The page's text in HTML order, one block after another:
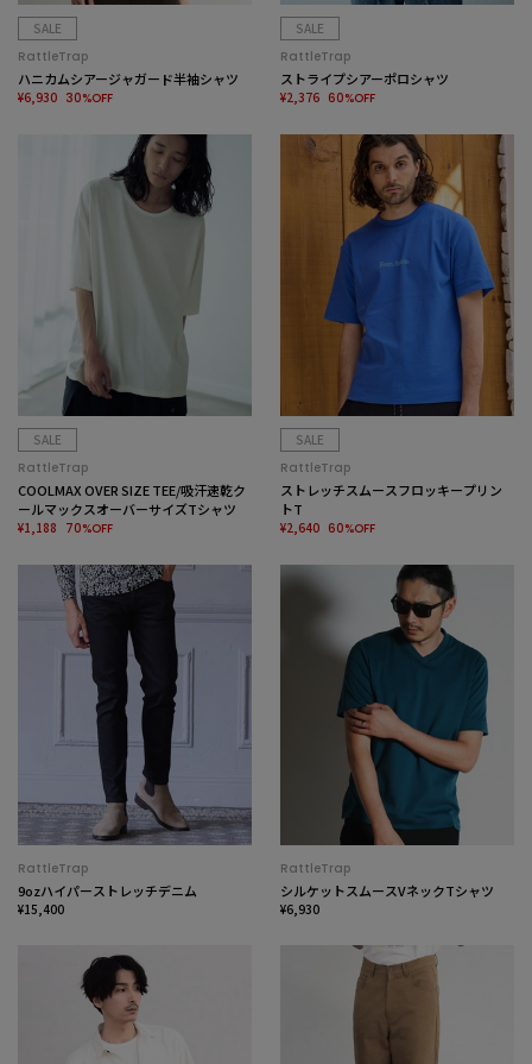
SALE
RattleTrap
ハニカムシアージャガード半袖シャツ
¥6,930 30%OFF
SALE
RattleTrap
ストライプシアーポロシャツ
¥2,376 60%OFF
SALE
RattleTrap
COOLMAX OVER SIZE TEE/吸汗速乾ク
ールマックスオーバーサイズTシャツ
¥1,188 70%OFF
SALE
RattleTrap
ストレッチスムースフロッキープリン
トT
¥2,640 60%OFF
RattleTrap
9ozハイパーストレッチデニム
¥15,400
RattleTrap
シルケットスムースVネックTシャツ
¥6,930